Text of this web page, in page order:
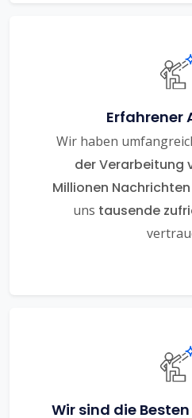
Erfahrener
Wir haben
der Verarbeitung
Millionen
uns tausende
Wir sind die